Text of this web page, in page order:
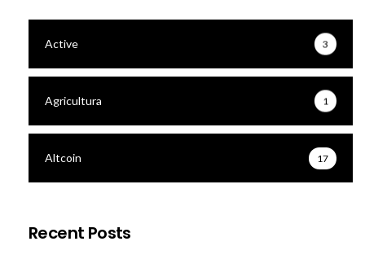
Active 3
Agricultura 1
Altcoin 17
Recent Posts